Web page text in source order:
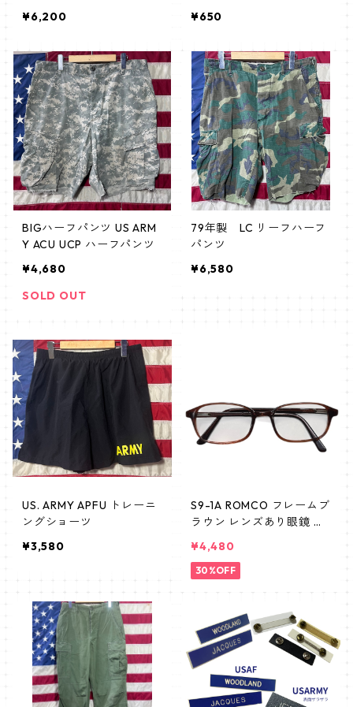
¥6,200
¥650
BIGハーフパンツ US ARM
Y ACU UCP ハーフパンツ
¥4,680
SOLD OUT
79年製 LC リーフハーフ
パンツ
¥6,580
US. ARMY APFU トレーニ
ングショーツ
¥3,580
S9-1A ROMCO フレームブ
ラウン レンズあり眼鏡 め
米軍放出品
¥4,480
30%OFF